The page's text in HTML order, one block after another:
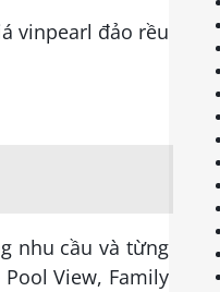
nhu cầu và từng
View, Family